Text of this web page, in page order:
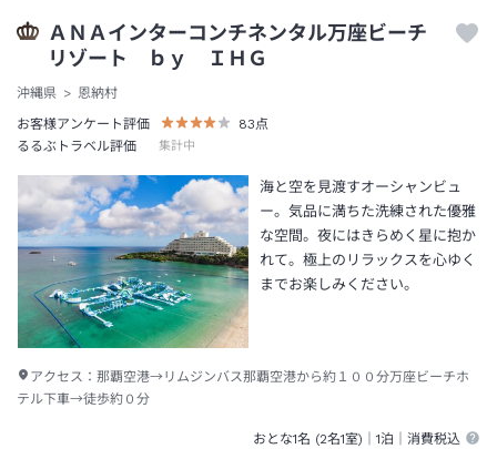
ＡＮＡインターコンチネンタル万座ビーチ
リゾート ｂｙ ＩＨＧ
沖縄県
恩納村
お客様アンケート評価
83 点
るるぶトラベル評価
集計中
海と空を見渡すオーシャンビュ
ー。気品に満ちた洗練された優雅
な空間。夜にはきらめく星に抱か
れて。極上のリラックスを心ゆく
までお楽しみください。
アクセス： 那覇空港→リムジンバス那覇空港から約１００分万座ビーチホ
テル下車→徒歩約０分
おとな1名 (2名1室)｜1泊 ｜消費税込